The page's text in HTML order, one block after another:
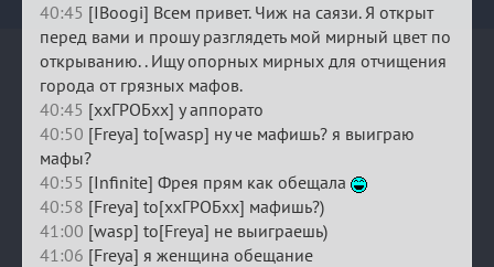
40:45 [IBoogi] Всем привет. Чиж на саязи. Я открыт
перед вами и прошу разглядеть мой мирный цвет по
открыванию. . Ищу опорных мирных для отчищения
города от грязных мафов.
40:45 [ххГРОБхх] у аппорато
40:50 [Freya] to[wasp] ну че мафишь? я выиграю
мафы?
40:55 [Infinite] Фрея прям как обещала
40:58 [Freya] to[ххГРОБхх] мафишь?)
41:00 [wasp] to[Freya] не выиграешь)
41:06 [Freya] я женщина обещание